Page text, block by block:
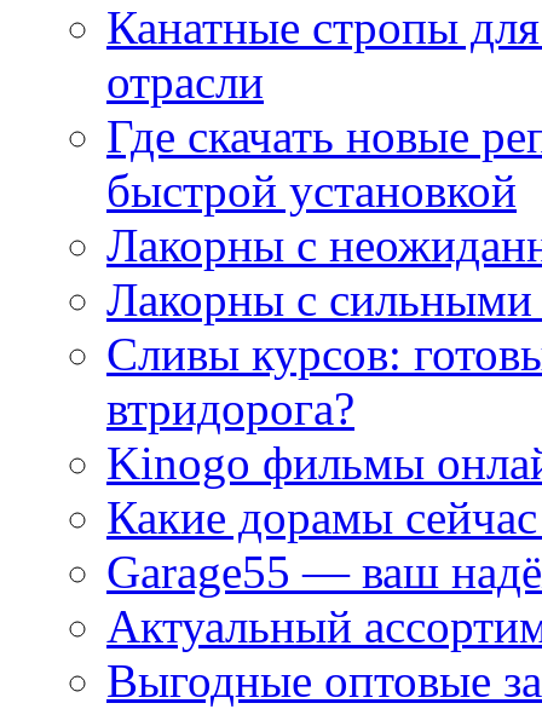
Канатные стропы
отрасли
Где скачать новые
быстрой установкой
Лакорны с
Лакорны с сильными
Сливы курсов:
втридорога?
Kinogo фильмы
Какие дорамы
Garage55 — ваш
Актуальный
Выгодные оптовые